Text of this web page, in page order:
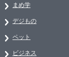
まめ学
デジもの
ペット
ビジネス